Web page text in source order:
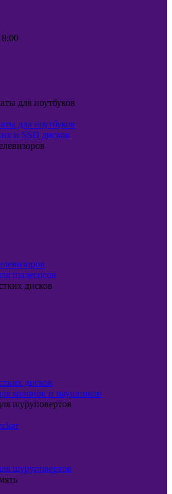
для ноутбуков
для ноутбуков
и SSD дисков
пылесосов
дисков
дисков
колонок и наушников
шуруповертов
шуруповертов